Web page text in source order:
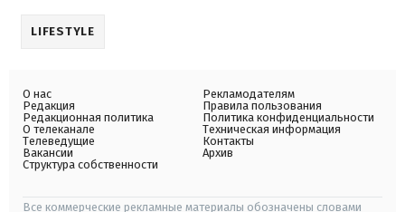
LIFESTYLE
О нас
Редакция
Редакционная политика
О телеканале
Телеведущие
Вакансии
Структура собственности
Рекламодателям
Правила пользования
Политика конфиденциальности
Техническая информация
Контакты
Архив
Все коммерческие рекламные материалы обозначены словами